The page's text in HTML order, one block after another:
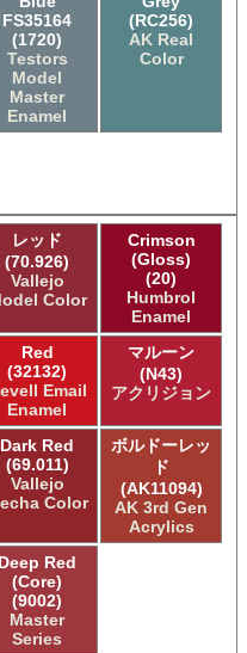
FS35164
(1720)
Testors
Model
Master
Enamel
(RC256)
AK Real
Color
レッド
(70.926)
Vallejo
Color
Crimson
(Gloss)
(20)
Humbrol
Enamel
Red
(32132)
Email
Enamel
マルーン
(N43)
アクリジョン
Dark Red
(69.011)
Vallejo
Color
ボルドーレッ
ド
(AK11094)
AK 3rd Gen
Acrylics
Deep Red
(Core)
(9002)
Master
Series